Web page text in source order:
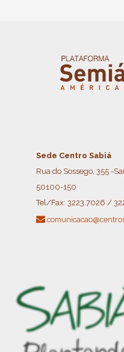
Sede Centro Sabiá
Rua do Sossego, 355 -
50100-150
Tel/Fax: 3223.7026 /